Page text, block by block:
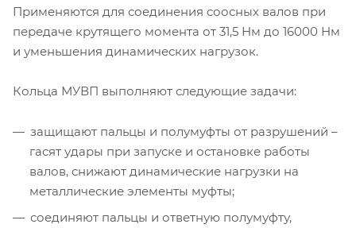
Применяются для соединения соосных валов при
передаче крутящего момента от 31,5 Нм до 16000 Нм
и уменьшения динамических нагрузок.
Кольца МУВП выполняют следующие задачи:
защищают пальцы и полумуфты от разрушений –
гасят удары при запуске и остановке работы
валов, снижают динамические нагрузки на
металлические элементы муфты;
соединяют пальцы и ответную полумуфту,